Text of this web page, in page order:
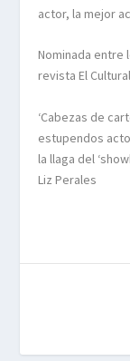
actor, la mejor
Nominada entre
revista El Cultural
‘Cabezas de
estupendos
la llaga del
Liz Perales